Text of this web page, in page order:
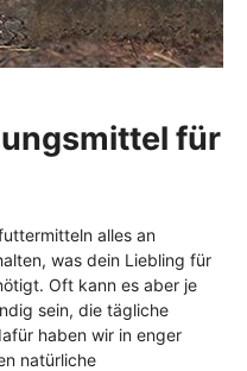
für
alles an
was dein Liebling für
Oft kann es aber je
sein, die tägliche
haben wir in enger
natürliche